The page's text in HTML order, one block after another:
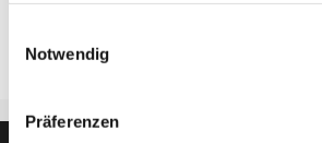
Notwendig
Präferenzen